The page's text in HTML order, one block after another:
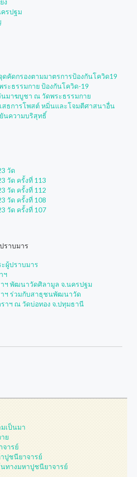
ง
รปฐม
ดคัดกรองตามมาตรการป้องกันโควิด19
ะธรรมกาย ป้องกันโควิด-19
มาฆบูชา ณ วัดพระธรรมกาย
สธการโพสต์ หมิ่นและโจมตีศาสนาอื่น
นความบริสุทธิ์
วัด
วัด ครั้งที่ 113
วัด ครั้งที่ 112
วัด ครั้งที่ 108
วัด ครั้งที่ 107
ราบมาร
ผู้ปราบมาร
ฯ
ฯ พัฒนาวัดศิลามูล จ.นครปฐม
ฯ ร่วมกับสาธุชนพัฒนาวัด
าฯ ณ วัดบ่อทอง จ.ปทุมธานี
เป็นมา
ย
ารย์
ปูชนียาจารย์
ทางมหาปูชนียาจารย์